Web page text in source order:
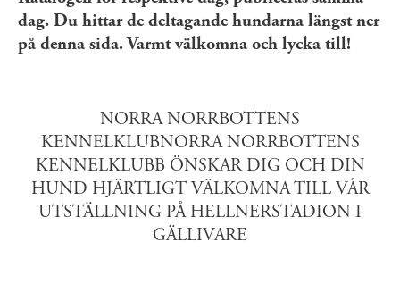
dag. Du hittar de deltagande hundarna längst ner
på denna sida. Varmt välkomna och lycka till!
NORRA NORRBOTTENS
KENNELKLUBNORRA NORRBOTTENS
KENNELKLUBB ÖNSKAR DIG OCH DIN
HUND HJÄRTLIGT VÄLKOMNA TILL VÅR
UTSTÄLLNING PÅ HELLNERSTADION I
GÄLLIVARE